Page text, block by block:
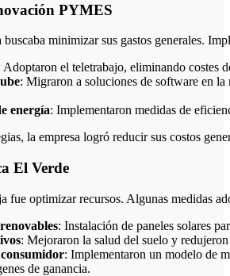
PYMES
minimizar sus gastos generales.
Adoptaron el teletrabajo, eliminando costes
: Migraron a soluciones de software en
energía: Implementaron medidas de
la empresa logró reducir sus costos
El Verde
fue optimizar recursos. Algunas medidas
: Instalación de paneles solares
: Mejoraron la salud del suelo y
: Implementaron un modelo de
de ganancia.